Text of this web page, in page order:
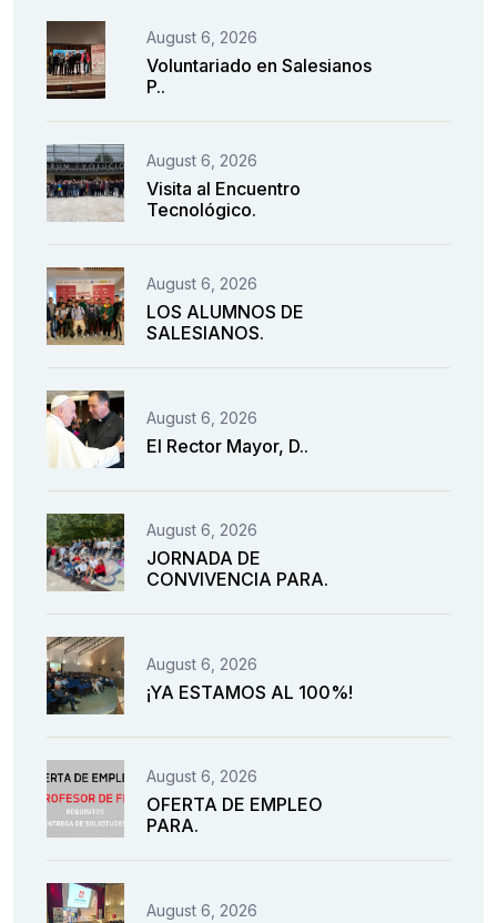
August 6, 2026
Voluntariado en Salesianos
P..
August 6, 2026
Visita al Encuentro
Tecnológico.
August 6, 2026
LOS ALUMNOS DE
SALESIANOS.
August 6, 2026
El Rector Mayor, D..
August 6, 2026
JORNADA DE
CONVIVENCIA PARA.
August 6, 2026
¡YA ESTAMOS AL 100%!
August 6, 2026
OFERTA DE EMPLEO
PARA.
August 6, 2026